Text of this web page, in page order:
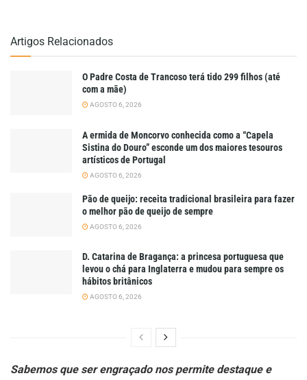
Artigos Relacionados
O Padre Costa de Trancoso terá tido 299 filhos (até
com a mãe)
AGOSTO 6, 2026
A ermida de Moncorvo conhecida como a “Capela
Sistina do Douro” esconde um dos maiores tesouros
artísticos de Portugal
AGOSTO 6, 2026
Pão de queijo: receita tradicional brasileira para fazer
o melhor pão de queijo de sempre
AGOSTO 6, 2026
D. Catarina de Bragança: a princesa portuguesa que
levou o chá para Inglaterra e mudou para sempre os
hábitos britânicos
AGOSTO 6, 2026
Sabemos que ser engraçado nos permite destaque e